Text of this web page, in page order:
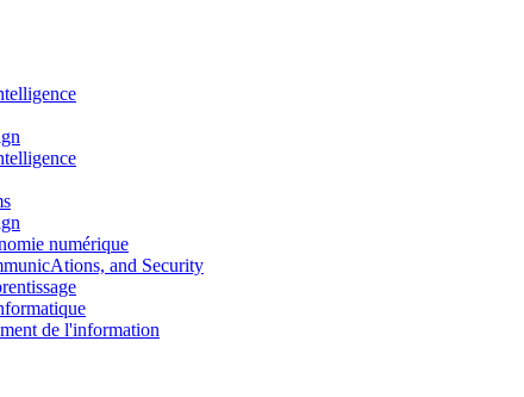
numérique
and Security
de l'information